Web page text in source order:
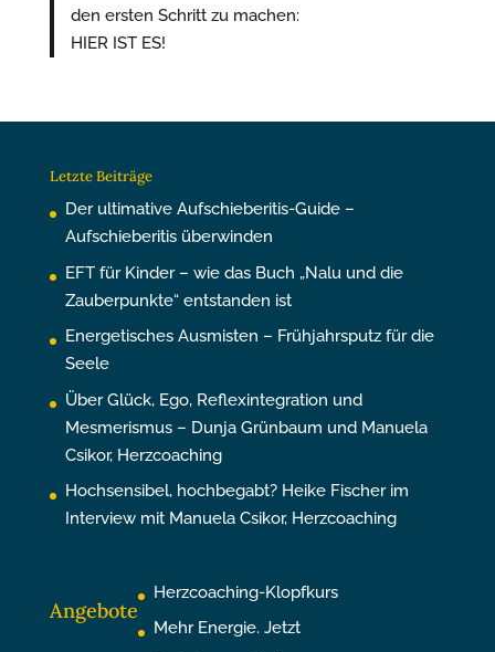
den ersten Schritt zu machen:
HIER IST ES!
Letzte Beiträge
Der ultimative Aufschieberitis-Guide –
Aufschieberitis überwinden
EFT für Kinder – wie das Buch „Nalu und die
Zauberpunkte“ entstanden ist
Energetisches Ausmisten – Frühjahrsputz für die
Seele
Über Glück, Ego, Reflexintegration und
Mesmerismus – Dunja Grünbaum und Manuela
Csikor, Herzcoaching
Hochsensibel, hochbegabt? Heike Fischer im
Interview mit Manuela Csikor, Herzcoaching
Angebote
Herzcoaching-Klopfkurs
Mehr Energie. Jetzt